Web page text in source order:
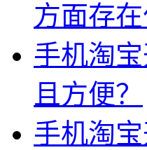
方面存在
手机淘
且方便？
手机淘